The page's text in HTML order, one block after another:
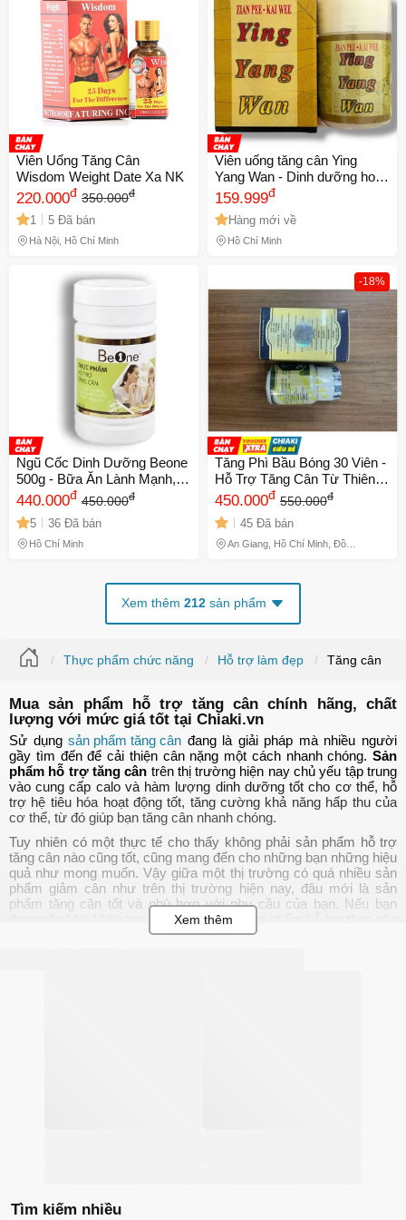
Viên Uống Tăng Cân
Wisdom Weight Date Xa NK
220.000đ 350.000đ
1 5 Đã bán
Hà Nội, Hồ Chí Minh
Viên uống tăng cân Ying
Yang Wan - Dinh dưỡng hoàn
- xuất xứ Hồng Kong - Mã số
1534
159.999đ
Hàng mới về
Hồ Chí Minh
Ngũ Cốc Dinh Dưỡng Beone
500g - Bữa Ăn Lành Mạnh,
Hỗ Trợ Tăng Cân, Phát Triển
Phụ Nữ Mang Thai
440.000đ 450.000đ
5 36 Đã bán
Hồ Chí Minh
-18%
Tăng Phì Bầu Bóng 30 Viên -
Hỗ Trợ Tăng Cân Từ Thiên
Nhiên, Ceng Fui Yen, Cải
Dưỡng Hiệu Quả
450.000đ 550.000đ
45 Đã bán
An Giang, Hồ Chí Minh, Đồng
Xem thêm 212 sản phẩm
Thực phẩm chức năng Hỗ trợ làm đẹp Tăng cân
Mua sản phẩm hỗ trợ tăng cân chính hãng, chất
lượng với mức giá tốt tại Chiaki.vn
Sử dụngsản phẩm tăng cân đang là giải pháp mà nhiều người
gầy tìm đến để cải thiện cân nặng một cách nhanh chóng. Sản
phẩm hỗ trợ tăng cân trên thị trường hiện nay chủ yếu tập trung
vào cung cấp calo và hàm lượng dinh dưỡng tốt cho cơ thể, hỗ
trợ hệ tiêu hóa hoạt động tốt, tăng cường khả năng hấp thu của
cơ thể, từ đó giúp bạn tăng cân nhanh chóng.
Tuy nhiên có một thực tế cho thấy không phải sản phẩm hỗ trợ
tăng cân nào cũng tốt, cũng mang đến cho những bạn những hiệu
quả như mong muốn. Vậy giữa một thị trường có quá nhiều sản
phẩm giảm cân như trên thị trường hiện nay, đâu mới là sản
phẩm tăng cân tốt và phù hợp với nhu cầu của bạn. Nếu bạn
đang gặp khó khăn trong việc chọn lựa sản phẩm hỗ trợ tăng cân
cho mình thì hãy để Chiaki.vn giúp bạn chọn được sản phẩm phù
thể. Thành phần có trong các sản phẩm tân dược thường là
Tìm kiếm nhiều